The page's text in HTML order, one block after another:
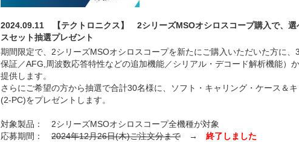
2024.09.11 【テクトロニクス】 2シリーズMSOオシロスコープ購入で、選
スセット抽選プレゼント
期間限定で、2シリーズMSOオシロスコープを新たにご購入いただいた方に
保証／AFG,周波数応答特性などの追加機能／シリアル・デコード解析機能）
提供します。
さらにご希望の方から抽選で合計30名様に、ソフト・キャリング・ケース＆
(2-PC)をプレゼントします。
対象製品： 2シリーズMSOオシロスコープ全機種が対象
応募期間： 2024年12月26日(木)ご注文分まで → 終了しました